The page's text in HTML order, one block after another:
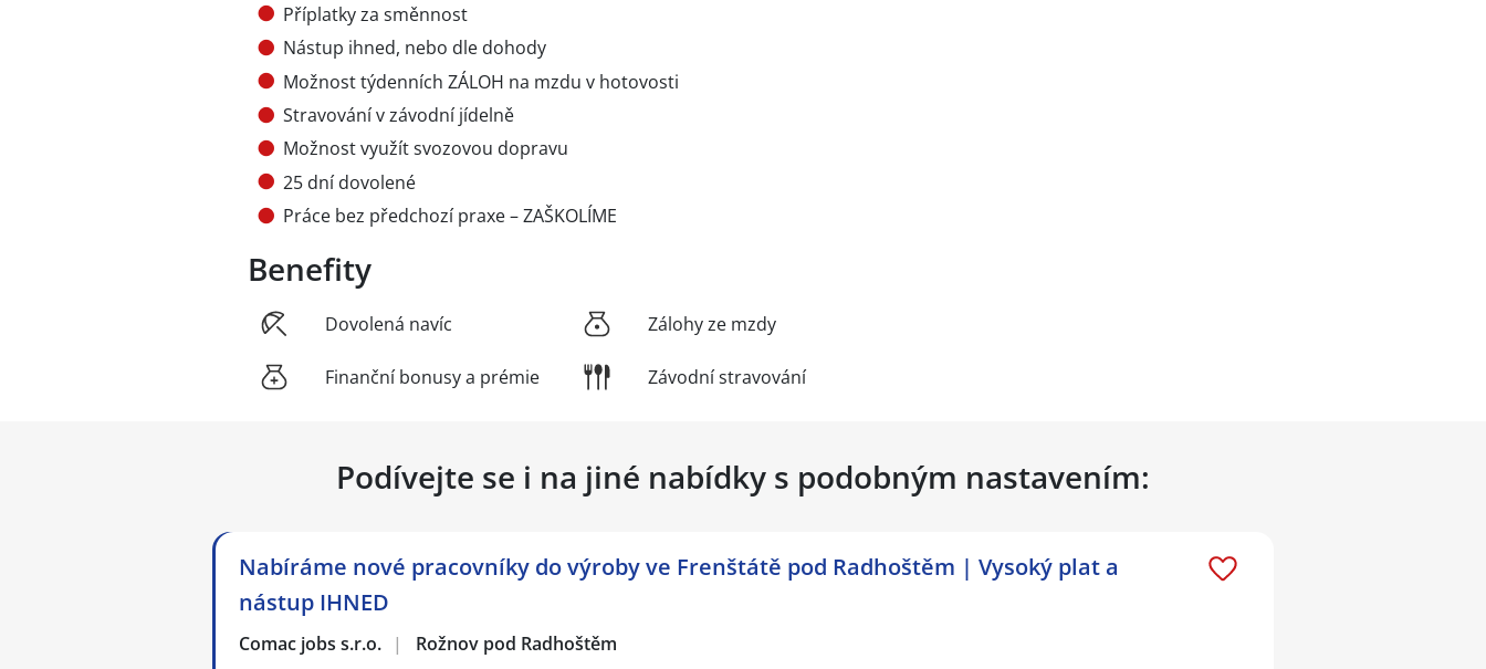
Příplatky za směnnost
Nástup ihned, nebo dle dohody
Možnost týdenních ZÁLOH na mzdu v hotovosti
Stravování v závodní jídelně
Možnost využít svozovou dopravu
25 dní dovolené
Práce bez předchozí praxe – ZAŠKOLÍME
Benefity
Dovolená navíc
Finanční bonusy a prémie
Zálohy ze mzdy
Závodní stravování
Podívejte se i na jiné nabídky s podobným nastavením:
Nabíráme nové pracovníky do výroby ve Frenštátě pod Radhoštěm | Vysoký plat a
nástup IHNED
Comac jobs s.r.o. | Rožnov pod Radhoštěm